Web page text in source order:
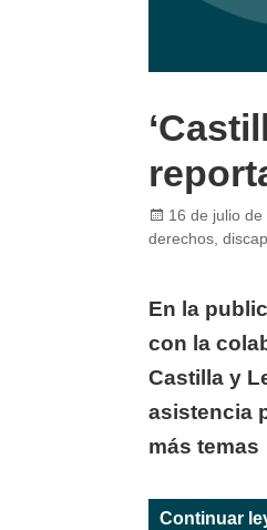
Posted
on
16 de julio de
derechos,
En la
con la
Castilla y
asistencia
más temas
Continuar